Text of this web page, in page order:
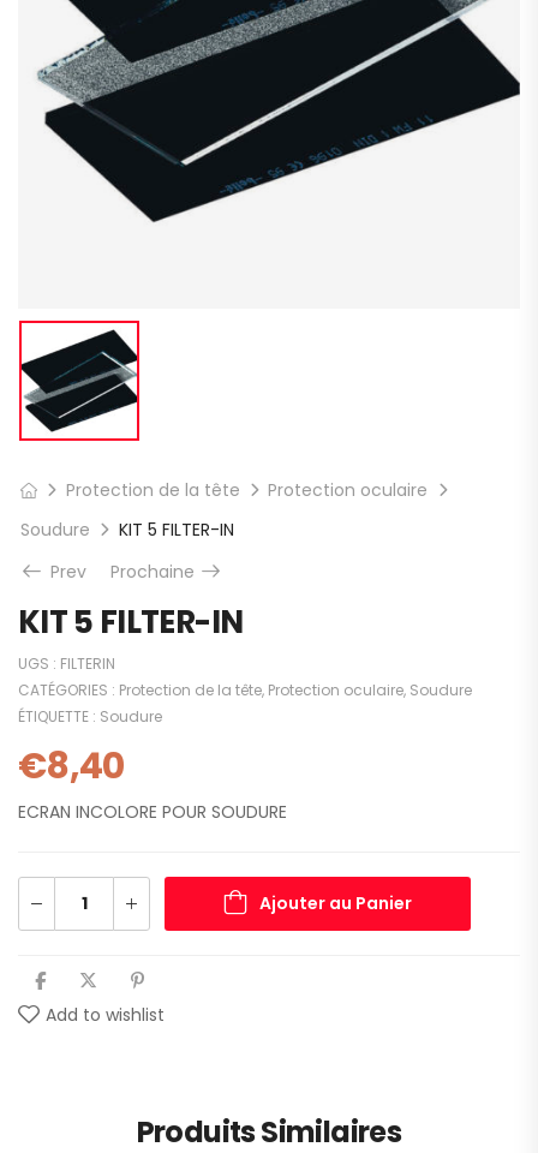
Protection de la tête
Protection oculaire
Soudure
KIT 5 FILTER-IN
Prev
Prochaine
KIT 5 FILTER-IN
UGS : FILTERIN
CATÉGORIES : Protection de la tête, Protection oculaire, Soudure
ÉTIQUETTE : Soudure
€8,40
ECRAN INCOLORE POUR SOUDURE
Ajouter au Panier
Add to wishlist
Produits Similaires